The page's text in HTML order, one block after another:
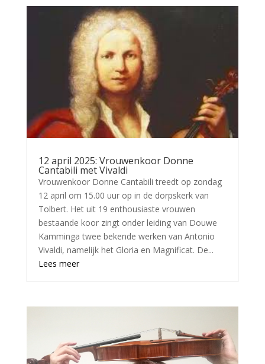
12 april 2025: Vrouwenkoor Donne
Cantabili met Vivaldi
Vrouwenkoor Donne Cantabili treedt op zondag
12 april om 15.00 uur op in de dorpskerk van
Tolbert. Het uit 19 enthousiaste vrouwen
bestaande koor zingt onder leiding van Douwe
Kamminga twee bekende werken van Antonio
Vivaldi, namelijk het Gloria en Magnificat. De...
Lees meer